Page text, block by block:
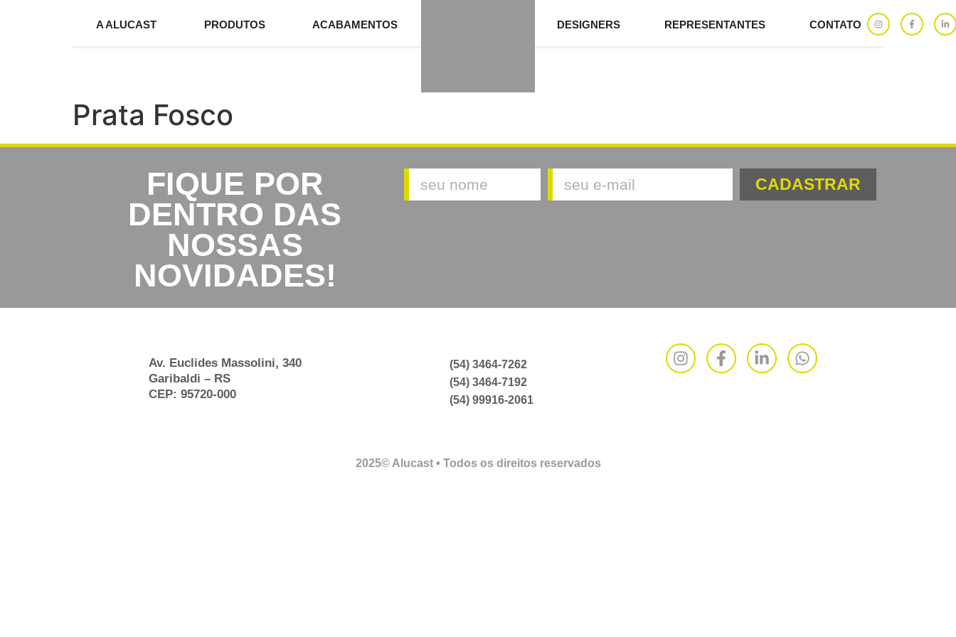
A ALUCAST PRODUTOS ACABAMENTOS DESIGNERS REPRESENTANTES CONTATO
Prata Fosco
FIQUE POR
DENTRO DAS
NOSSAS
NOVIDADES!
CADASTRAR
Av. Euclides Massolini, 340
Garibaldi – RS
CEP: 95720-000
(54) 3464-7262
(54) 3464-7192
(54) 99916-2061
2025© Alucast • Todos os direitos reservados